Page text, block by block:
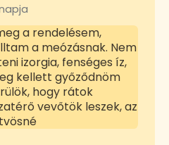
a rendelésem,
a meózásnak. Nem
izorgia, fenséges íz,
kellett győződnöm
hogy rátok
vevőtök leszek, az